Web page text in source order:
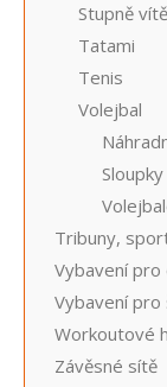
Stupně
Tatami
Tenis
Volejbal
Tribuny,
Vybavení
Vybavení pro
Workoutové
Závěsné sítě